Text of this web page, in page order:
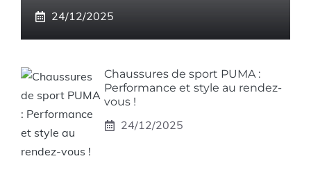
24/12/2025
Chaussures de sport PUMA :
Performance et style au rendez-
vous !
24/12/2025